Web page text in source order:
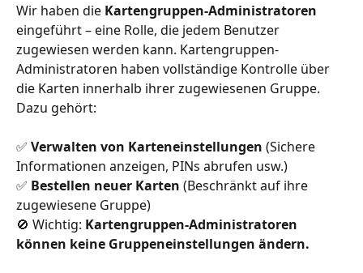
Wir haben die Kartengruppen-Administratoren
eingeführt – eine Rolle, die jedem Benutzer
zugewiesen werden kann. Kartengruppen-
Administratoren haben vollständige Kontrolle über
die Karten innerhalb ihrer zugewiesenen Gruppe.
Dazu gehört:
✅ Verwalten von Karteneinstellungen (Sichere
Informationen anzeigen, PINs abrufen usw.)
✅ Bestellen neuer Karten (Beschränkt auf ihre
zugewiesene Gruppe)
🚫 Wichtig: Kartengruppen-Administratoren
können keine Gruppeneinstellungen ändern.